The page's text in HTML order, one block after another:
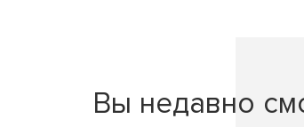
Вы недавно